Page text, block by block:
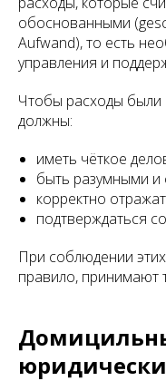
обоснованными
Aufwand), то есть
управления и
Чтобы расходы
должны:
иметь чёткое
быть разумными
корректно
подтверждаться
При соблюдении
правило, принимают